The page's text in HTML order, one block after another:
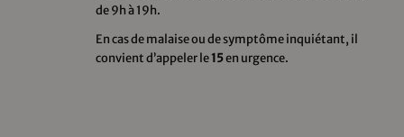
de 9h à 19h.
En cas de malaise ou de symptôme inquiétant, il
convient d’appeler le15en urgence.